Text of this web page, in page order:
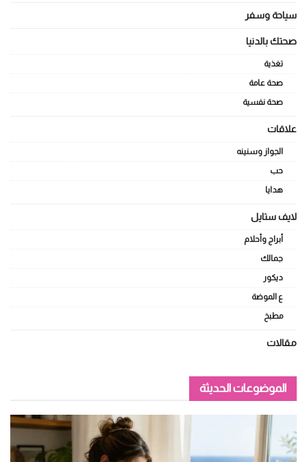
سياحة وسفر
صحتك بالدنيا
تغذية
صحة عامة
صحة نفسية
علاقات
الجواز وسنينه
حب
هدايا
لايف ستايل
أبراج وأحلام
جمالك
ديكور
ع الموضة
مطبخ
مقالات
الموضوعات الحديثة